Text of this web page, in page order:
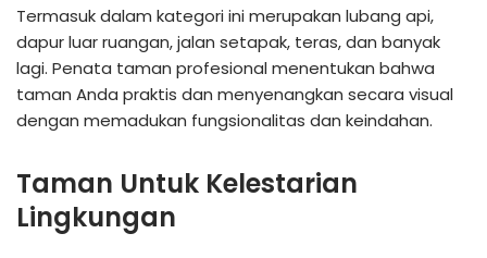
Termasuk dalam kategori ini merupakan lubang api,
dapur luar ruangan, jalan setapak, teras, dan banyak
lagi. Penata taman profesional menentukan bahwa
taman Anda praktis dan menyenangkan secara visual
dengan memadukan fungsionalitas dan keindahan.
Taman Untuk Kelestarian
Lingkungan